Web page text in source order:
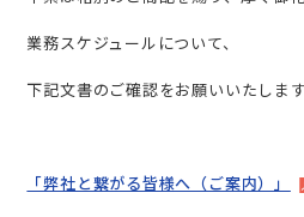
業務スケジュールについて、
下記文書のご確認をお願いいたします
「弊社と繋がる皆様へ（ご案内）」